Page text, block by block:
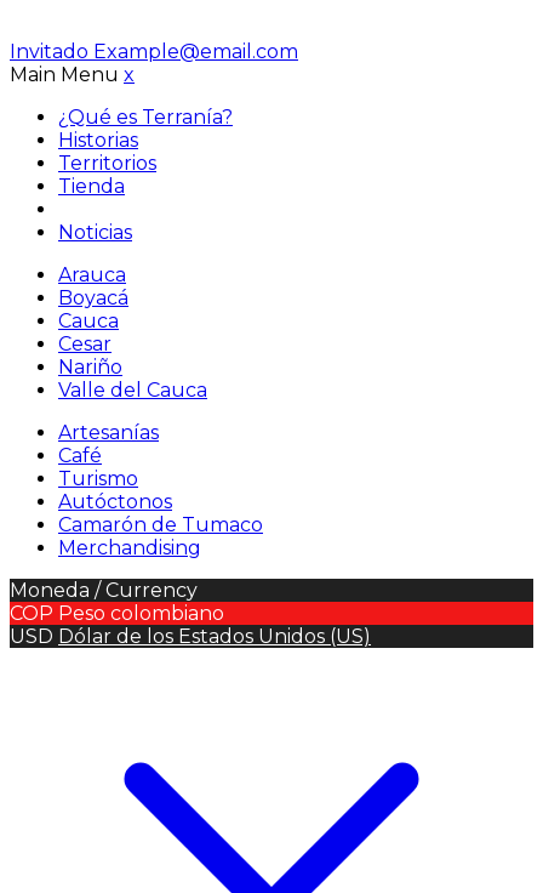
Invitado Example@email.com
Main Menu x
¿Qué es Terranía?
Historias
Territorios
Tienda
Noticias
Arauca
Boyacá
Cauca
Cesar
Nariño
Valle del Cauca
Artesanías
Café
Turismo
Autóctonos
Camarón de Tumaco
Merchandising
Moneda / Currency
COP Peso colombiano
USD Dólar de los Estados Unidos (US)